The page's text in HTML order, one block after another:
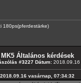
180ps(pferdestärke)
Általános kérdések
#3227 Dátum: 2018.09.16
vasárnap, 07:34:32